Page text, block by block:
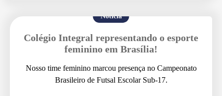
Notícia
Colégio Integral representando o esporte
feminino em Brasília!
Nosso time feminino marcou presença no Campeonato
Brasileiro de Futsal Escolar Sub-17.